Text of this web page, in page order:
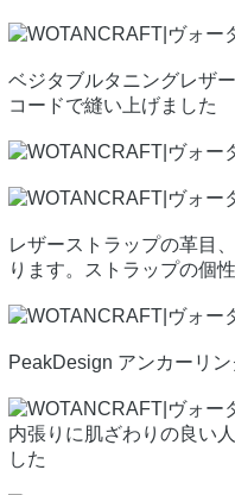
ベジタブルタニングレザ
コードで縫い上げました
レザーストラップの革目
ります。ストラップの個
PeakDesign アンカーリ
内張りに肌ざわりの良い
した